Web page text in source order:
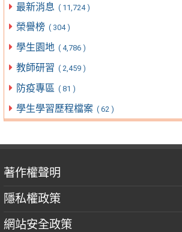
最新消息 ( 11,724 )
榮譽榜 ( 304 )
學生園地 ( 4,786 )
教師研習 ( 2,459 )
防疫專區 ( 81 )
學生學習歷程檔案 ( 62 )
著作權聲明
隱私權政策
網站安全政策